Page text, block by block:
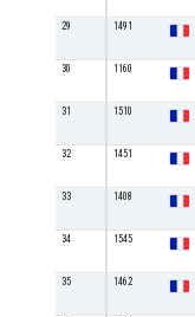
29 1491
30 1160
31 1510
32 1451
33 1408
34 1545
35 1462